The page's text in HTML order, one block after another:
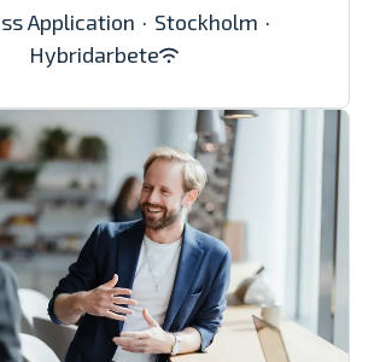
Application · Stockholm ·
Hybridarbete